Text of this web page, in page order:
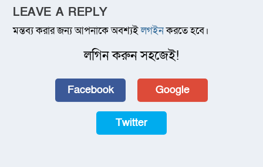
LEAVE A REPLY
মন্তব্য করার জন্য আপনাকে অবশ্যইলগইনকরতে হবে।
লগিন করুন সহজেই!
Facebook Google
Twitter